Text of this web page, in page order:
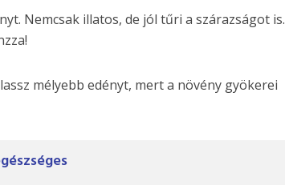
Nemcsak illatos, de jól tűri a szárazságot is.
mélyebb edényt, mert a növény gyökerei